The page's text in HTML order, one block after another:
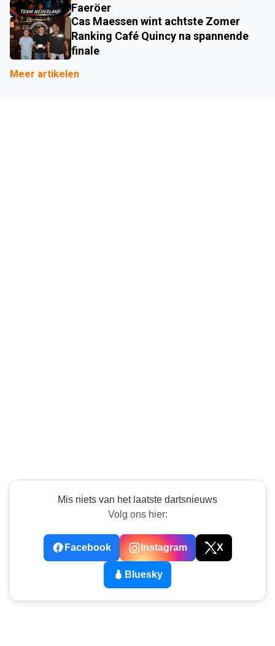
Faeröer
Cas Maessen wint achtste Zomer
Ranking Café Quincy na spannende
finale
Meer artikelen
Mis niets van het laatste dartsnieuws
Volg ons hier:
Facebook Instagram X
Bluesky